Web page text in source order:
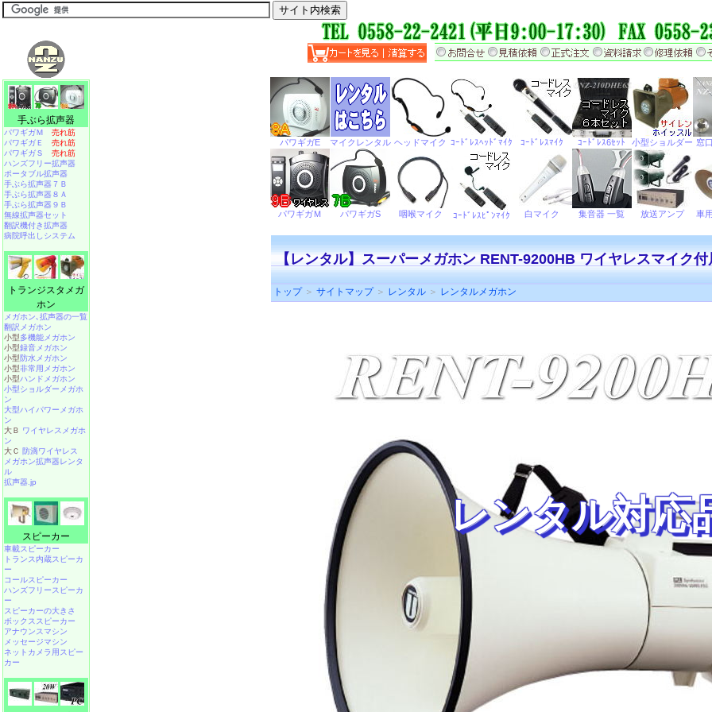
【レンタル】スーパーメガホン RENT-9200HB ワイヤレスマイク付
トップ＞ サイトマップ＞ レンタル＞ レンタルメガホン
レンタル対応
手ぶら拡声器
パワギガＭ 売れ筋
パワギガＥ 売れ筋
パワギガＳ 売れ筋
ハンズフリー拡声器
ポータブル拡声器
手ぶら拡声器７Ｂ
手ぶら拡声器８Ａ
手ぶら拡声器９Ｂ
無線拡声器セット
翻訳機付き拡声器
病院呼出しシステム
トランジスタメガ
ホン
メガホン､拡声器の一覧
翻訳メガホン
小型多機能メガホン
小型録音メガホン
小型防水メガホン
小型非常用メガホン
小型ハンドメガホン
小型ショルダーメガホ
ン
大型ハイパワーメガホ
ン
大Ｂ ワイヤレスメガホ
ン
大Ｃ 防滴ワイヤレス
メガホン拡声器レンタ
ル
拡声器.jp
スピーカー
車載スピーカー
トランス内蔵スピーカ
ー
コールスピーカー
ハンズフリースピーカ
ー
スピーカーの大きさ
ボックススピーカー
アナウンスマシン
メッセージマシン
ネットカメラ用スピー
カー